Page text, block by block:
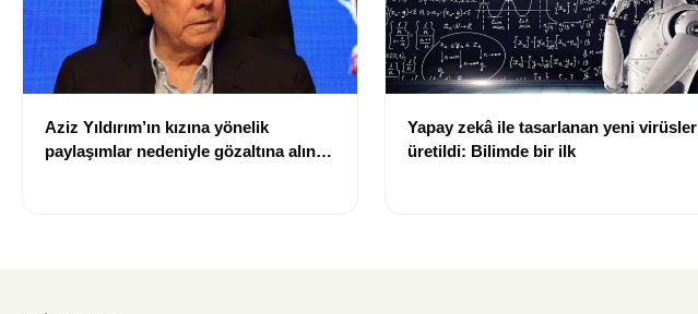
Aziz Yıldırım’ın kızına yönelik
paylaşımlar nedeniyle gözaltına alınan
Yapay zekâ ile tasarlanan yeni virüsler
üretildi: Bilimde bir ilk